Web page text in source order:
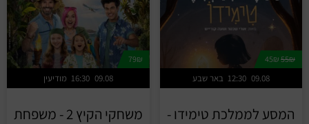
55₪
באר שבע 12:30 09.08
המסע לממלכת טימידו -
79₪
מודיעין 16:30 09.08
משחקי הקיץ 2 - משפחת